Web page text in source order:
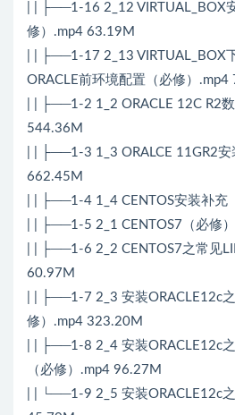
| | ├──1-16 2_12 VIRTUAL_BOX
修）.mp4 63.19M
| | ├──1-17 2_13 VIRTUAL_BOX
ORACLE前环境配置（必修）.mp4
| | ├──1-2 1_2 ORACLE 12C R2
544.36M
| | ├──1-3 1_3 ORALCE 11GR2
662.45M
| | ├──1-4 1_4 CENTOS安装补充
| | ├──1-5 2_1 CENTOS7（必修
| | ├──1-6 2_2 CENTOS7之常见
60.97M
| | ├──1-7 2_3 安装ORACLE12c
修）.mp4 323.20M
| | ├──1-8 2_4 安装ORACLE12c
（必修）.mp4 96.27M
| | └──1-9 2_5 安装ORACLE12c